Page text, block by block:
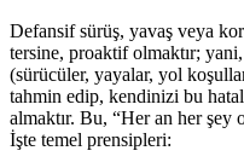
Defansif sürüş, yavaş veya
tersine, proaktif olmaktır;
(sürücüler, yayalar, yol
tahmin edip, kendinizi bu
almaktır. Bu, “Her an her
İşte temel prensipleri: